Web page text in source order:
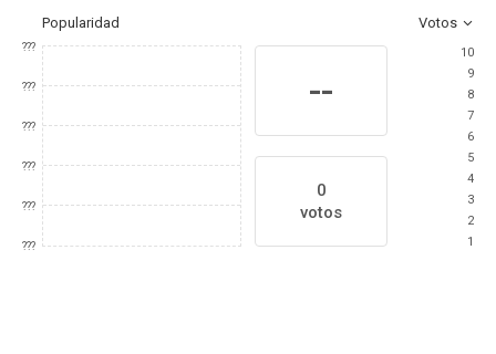
Popularidad Votos
???
???
???
???
???
???
--
0
votos
10
9
8
7
6
5
4
3
2
1